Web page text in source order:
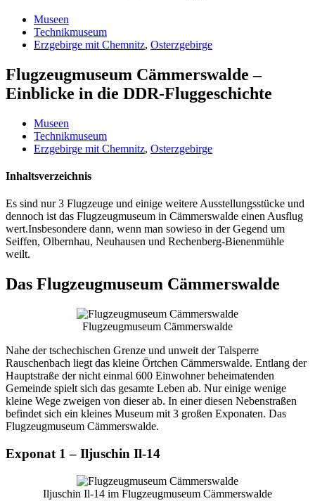
Museen
Technikmuseum
Erzgebirge mit Chemnitz, Osterzgebirge
Flugzeugmuseum Cämmerswalde –
Einblicke in die DDR-Fluggeschichte
Museen
Technikmuseum
Erzgebirge mit Chemnitz, Osterzgebirge
Inhaltsverzeichnis
Es sind nur 3 Flugzeuge und einige weitere Ausstellungsstücke und
dennoch ist das Flugzeugmuseum in Cämmerswalde einen Ausflug
wert.Insbesondere dann, wenn man sowieso in der Gegend um
Seiffen, Olbernhau, Neuhausen und Rechenberg-Bienenmühle
weilt.
Das Flugzeugmuseum Cämmerswalde
Flugzeugmuseum Cämmerswalde
Nahe der tschechischen Grenze und unweit der Talsperre
Rauschenbach liegt das kleine Örtchen Cämmerswalde. Entlang der
Hauptstraße der nicht einmal 600 Einwohner beheimatenden
Gemeinde spielt sich das gesamte Leben ab. Nur einige wenige
kleine Wege zweigen von dieser ab. In einer diesen Nebenstraßen
befindet sich ein kleines Museum mit 3 großen Exponaten. Das
Flugzeugmuseum Cämmerswalde.
Exponat 1 – Iljuschin Il-14
Iljuschin Il-14 im Flugzeugmuseum Cämmerswalde